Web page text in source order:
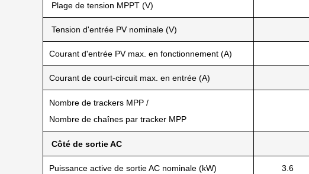
Plage de tension MPPT (V)
Tension d'entrée PV nominale (V)
Courant d'entrée PV max. en fonctionnement (A)
Courant de court-circuit max. en entrée (A)
Nombre de trackers MPP /
Nombre de chaînes par tracker MPP
Côté de sortie AC
Puissance active de sortie AC nominale (kW) 3.6